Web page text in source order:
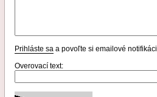
Prihláste sa a povoľte si emailové
Overovací text: